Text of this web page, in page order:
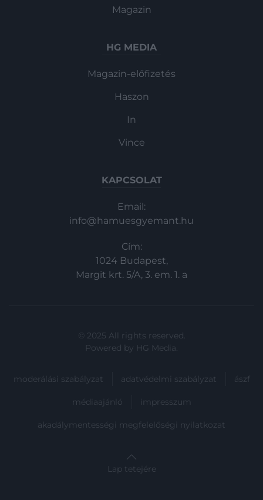
Magazin
HG MEDIA
Magazin-előfizetés
Haszon
In
Vince
KAPCSOLAT
Email:
info@hamuesgyemant.hu
Cím:
1024 Budapest,
Margit krt. 5/A, 3. em. 1. a
© 2025 All rights reserved.
Powered by HG Media.
moderálási szabályzat adatvédelmi szabályzat ászf
médiaajánló impresszum
akadálymentességi megfelelőségi nyilatkozat
Lap tetejére